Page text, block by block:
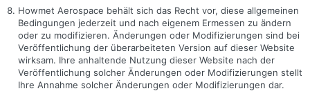
Howmet Aerospace behält sich das Recht vor, diese allgemeinen
Bedingungen jederzeit und nach eigenem Ermessen zu ändern
oder zu modifizieren. Änderungen oder Modifizierungen sind bei
Veröffentlichung der überarbeiteten Version auf dieser Website
wirksam. Ihre anhaltende Nutzung dieser Website nach der
Veröffentlichung solcher Änderungen oder Modifizierungen stellt
Ihre Annahme solcher Änderungen oder Modifizierungen dar.